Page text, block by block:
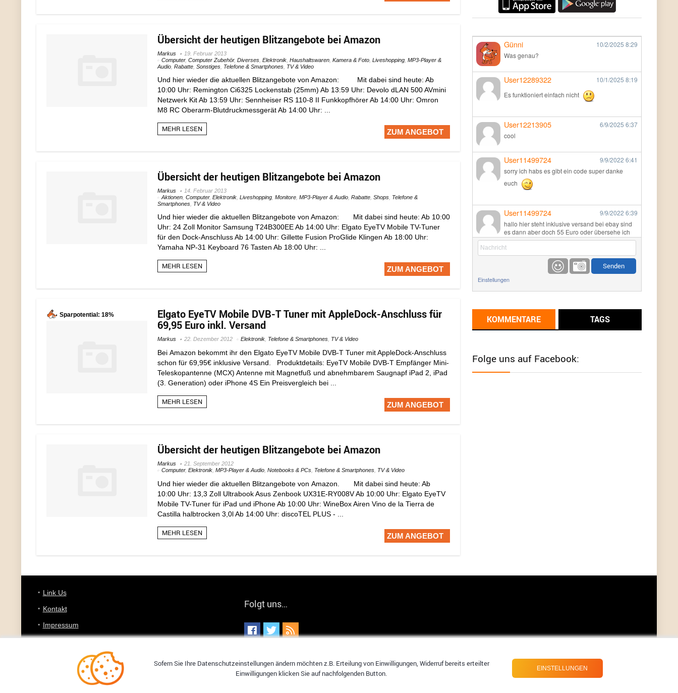
Übersicht der heutigen Blitzangebote bei Amazon
Markus
19. Februar 2013
Computer, Computer Zubehör, Diverses Elektronik Haushaltswaren Kamera & Foto Liveshopping MP3-Player &
Audio Rabatte Sonstiges Telefone & Smartphones TV & Video
Und hier wieder die aktuellen Blitzangebote von Amazon: Mit dabei sind heute: Ab
10:00 Uhr: Remington Ci6325 Lockenstab (25mm) Ab 13:59 Uhr: Devolo dLAN 500 AVmini
Netzwerk Kit Ab 13:59 Uhr: Sennheiser RS 110-8 II Funkkopfhörer Ab 14:00 Uhr: Omron
M8 RC Oberarm-Blutdruckmessgerät Ab 14:00 Uhr: ...
MEHR LESEN ZUM ANGEBOT
Übersicht der heutigen Blitzangebote bei Amazon
Markus
14. Februar 2013
Aktionen Computer, Elektronik Liveshopping Monitore MP3-Player & Audio Rabatte Shops Telefone &
Smartphones TV & Video
Und hier wieder die aktuellen Blitzangebote von Amazon: Mit dabei sind heute: Ab 10:00
Uhr: 24 Zoll Monitor Samsung T24B300EE Ab 14:00 Uhr: Elgato EyeTV Mobile TV-Tuner
für den Dock-Anschluss Ab 14:00 Uhr: Gillette Fusion ProGlide Klingen Ab 18:00 Uhr:
Yamaha NP-31 Keyboard 76 Tasten Ab 18:00 Uhr: ...
MEHR LESEN ZUM ANGEBOT
Sparpotential: 18%
Elgato EyeTV Mobile DVB-T Tuner mit AppleDock-Anschluss für
69,95 Euro inkl. Versand
Markus 22. Dezember 2012 Elektronik Telefone & Smartphones TV & Video
Bei Amazon bekommt ihr den Elgato EyeTV Mobile DVB-T Tuner mit AppleDock-Anschluss
schon für 69,95€ inklusive Versand. Produktdetails: EyeTV Mobile DVB-T Empfänger Mini-
Teleskopantenne (MCX) Antenne mit Magnetfuß und abnehmbarem Saugnapf iPad 2, iPad
(3. Generation) oder iPhone 4S Ein Preisvergleich bei ...
MEHR LESEN ZUM ANGEBOT
Übersicht der heutigen Blitzangebote bei Amazon
Markus
21. September 2012
Computer, Elektronik MP3-Player & Audio Notebooks & PCs Telefone & Smartphones TV & Video
Und hier wieder die aktuellen Blitzangebote von Amazon. Mit dabei sind heute: Ab
10:00 Uhr: 13,3 Zoll Ultrabook Asus Zenbook UX31E-RY008V Ab 10:00 Uhr: Elgato EyeTV
Mobile TV-Tuner für iPad und iPhone Ab 10:00 Uhr: WineBox Airen Vino de la Tierra de
Castilla halbtrocken 3,0l Ab 14:00 Uhr: discoTEL PLUS - ...
MEHR LESEN ZUM ANGEBOT
Günni 10/2/2025 8:29
Was genau?
User12289322 10/1/2025 8:19
Es funktioniert einfach nicht
User12213905 6/9/2025 6:37
cool
User11499724 9/9/2022 6:41
sorry ich habs es gibt ein code super danke
euch
User11499724 9/9/2022 6:39
hallo hier steht inklusive versand bei ebay sind
es dann aber doch 55 Euro oder übersehe ich
etwas
9/1/20226:17
Ich glaube du hast den Sinn eines
Schnäppchenblogs noch immer nicht
Günni 9/1/2022
meisten Deals sind Tagespreise!
Jo habs gefunden!
ALIENWESEN
Einstellungen
KOMMENTARE TAGS
Folge uns auf Facebook:
Link Us
Kontakt
Impressum
Folgt uns…
Copyright © 2008-2026 YOURDEALZ.DE - Fuchs oder kein Fuchs, hier spart jeder!
Sofern Sie Ihre Datenschutzeinstellungen ändern möchten z.B. Erteilung von Einwilligungen, Widerruf bereits erteilter
Einwilligungen klicken Sie auf nachfolgenden Button.
EINSTELLUNGEN